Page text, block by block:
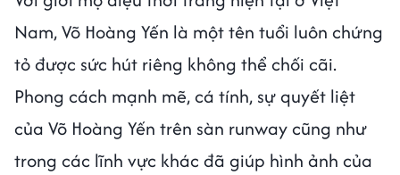
Nam, Võ Hoàng Yến là một tên tuổi luôn chứng
tỏ được sức hút riêng không thể chối cãi.
Phong cách mạnh mẽ, cá tính, sự quyết liệt
của Võ Hoàng Yến trên sàn runway cũng như
trong các lĩnh vực khác đã giúp hình ảnh của